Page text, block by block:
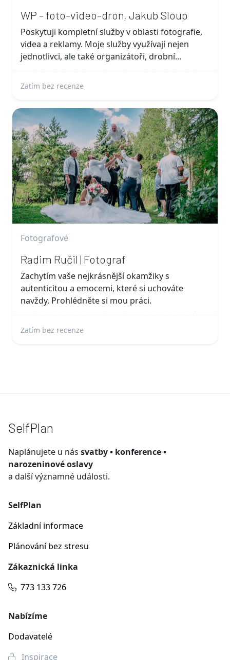
WP - foto-video-dron, Jakub Sloup
Poskytuji kompletní služby v oblasti fotografie,
videa a reklamy. Moje služby využívají nejen
jednotlivci, ale také organizátoři, drobní...
Zatím bez recenze
Fotografové
Radim Ručil | Fotograf
Zachytím vaše nejkrásnější okamžiky s
autenticitou a emocemi, které si uchováte
navždy. Prohlédněte si mou práci.
Zatím bez recenze
SelfPlan
Naplánujete u nás svatby • konference •
narozeninové oslavy
a další významné události.
SelfPlan
Základní informace
Plánování bez stresu
Zákaznická linka
773 133 726
Nabízíme
Dodavatelé
Inspirace